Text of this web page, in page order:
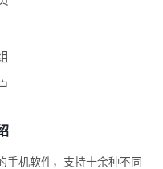
手机软件，支持十余种不同